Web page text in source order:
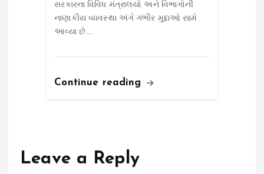
સરકારના વિવિધ મંત્રાલયો અને વિભાગોની
નાણાકીય વ્યવસ્થા અંગે ગંભીર મુદ્દાઓ સામે
આવ્યા છે.…
Continue reading
Leave a Reply